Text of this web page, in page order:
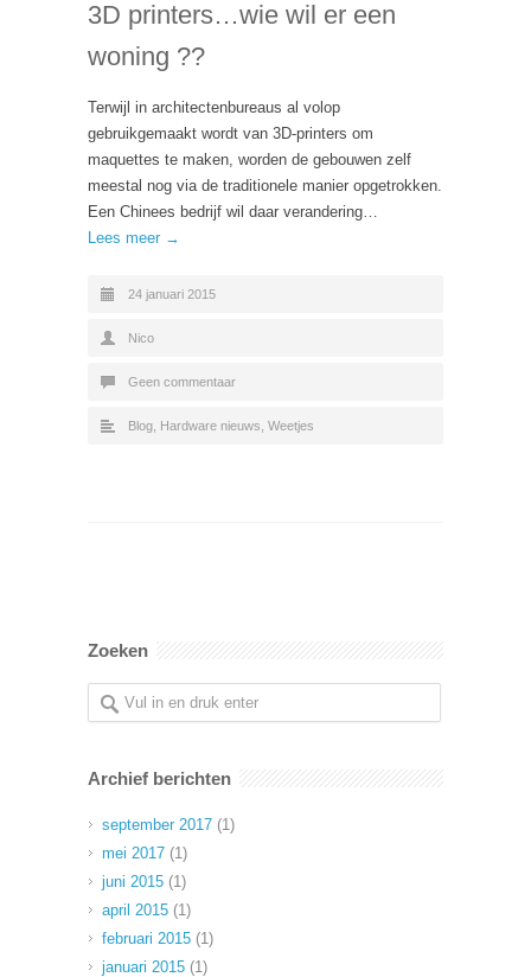
3D printers…wie wil er een
woning ??
Terwijl in architectenbureaus al volop
gebruikgemaakt wordt van 3D-printers om
maquettes te maken, worden de gebouwen zelf
meestal nog via de traditionele manier opgetrokken.
Een Chinees bedrijf wil daar verandering…
Lees meer →
24 januari 2015
Nico
Geen commentaar
Blog Hardware nieuws Weetjes
Zoeken
Archief berichten
september 2017 (1)
mei 2017 (1)
juni 2015 (1)
april 2015 (1)
februari 2015 (1)
januari 2015 (1)